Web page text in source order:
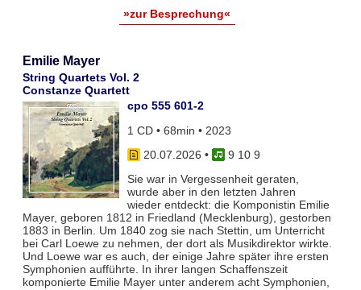
»zur Besprechung«
Emilie Mayer
String Quartets Vol. 2
Constanze Quartett
cpo 555 601-2
1 CD • 68min • 2023
20.07.2026 •
9 10 9
Sie war in Vergessenheit geraten,
wurde aber in den letzten Jahren
wieder entdeckt: die Komponistin Emilie
Mayer, geboren 1812 in Friedland (Mecklenburg), gestorben
1883 in Berlin. Um 1840 zog sie nach Stettin, um Unterricht
bei Carl Loewe zu nehmen, der dort als Musikdirektor wirkte.
Und Loewe war es auch, der einige Jahre später ihre ersten
Symphonien aufführte. In ihrer langen Schaffenszeit
komponierte Emilie Mayer unter anderem acht Symphonien,